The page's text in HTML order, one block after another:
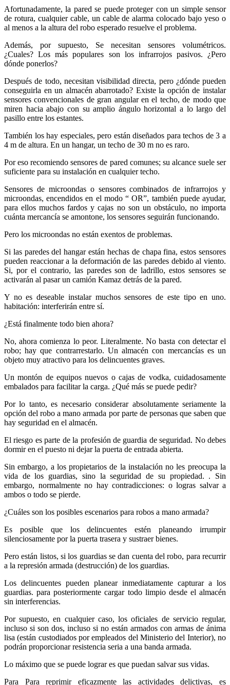
Afortunadamente, la pared se puede proteger con un simple sensor
de rotura, cualquier cable, un cable de alarma colocado bajo yeso o
al menos a la altura del robo esperado resuelve el problema.
Además, por supuesto, Se necesitan sensores volumétricos.
¿Cuales? Los más populares son los infrarrojos pasivos. ¿Pero
dónde ponerlos?
Después de todo, necesitan visibilidad directa, pero ¿dónde pueden
conseguirla en un almacén abarrotado? Existe la opción de instalar
sensores convencionales de gran angular en el techo, de modo que
miren hacia abajo con su amplio ángulo horizontal a lo largo del
pasillo entre los estantes.
También los hay especiales, pero están diseñados para techos de 3 a
4 m de altura. En un hangar, un techo de 30 m no es raro.
Por eso recomiendo sensores de pared comunes; su alcance suele ser
suficiente para su instalación en cualquier techo.
Sensores de microondas o sensores combinados de infrarrojos y
microondas, encendidos en el modo “ OR”, también puede ayudar,
para ellos muchos fardos y cajas no son un obstáculo, no importa
cuánta mercancía se amontone, los sensores seguirán funcionando.
Pero los microondas no están exentos de problemas.
Si las paredes del hangar están hechas de chapa fina, estos sensores
pueden reaccionar a la deformación de las paredes debido al viento.
Si, por el contrario, las paredes son de ladrillo, estos sensores se
activarán al pasar un camión Kamaz detrás de la pared.
Y no es deseable instalar muchos sensores de este tipo en uno.
habitación: interferirán entre sí.
¿Está finalmente todo bien ahora?
No, ahora comienza lo peor. Literalmente. No basta con detectar el
robo; hay que contrarrestarlo. Un almacén con mercancías es un
objeto muy atractivo para los delincuentes graves.
Un montón de equipos nuevos o cajas de vodka, cuidadosamente
embalados para facilitar la carga. ¿Qué más se puede pedir?
Por lo tanto, es necesario considerar absolutamente seriamente la
opción del robo a mano armada por parte de personas que saben que
hay seguridad en el almacén.
El riesgo es parte de la profesión de guardia de seguridad. No debes
dormir en el puesto ni dejar la puerta de entrada abierta.
Sin embargo, a los propietarios de la instalación no les preocupa la
vida de los guardias, sino la seguridad de su propiedad. . Sin
embargo, normalmente no hay contradicciones: o logras salvar a
ambos o todo se pierde.
¿Cuáles son los posibles escenarios para robos a mano armada?
Es posible que los delincuentes estén planeando irrumpir
silenciosamente por la puerta trasera y sustraer bienes.
Pero están listos, si los guardias se dan cuenta del robo, para recurrir
a la represión armada (destrucción) de los guardias.
Los delincuentes pueden planear inmediatamente capturar a los
guardias. para posteriormente cargar todo limpio desde el almacén
sin interferencias.
Por supuesto, en cualquier caso, los oficiales de servicio regular,
incluso si son dos, incluso si no están armados con armas de ánima
lisa (están custodiados por empleados del Ministerio del Interior), no
podrán proporcionar resistencia seria a una banda armada.
Lo máximo que se puede lograr es que puedan salvar sus vidas.
Para Para reprimir eficazmente las actividades delictivas, es